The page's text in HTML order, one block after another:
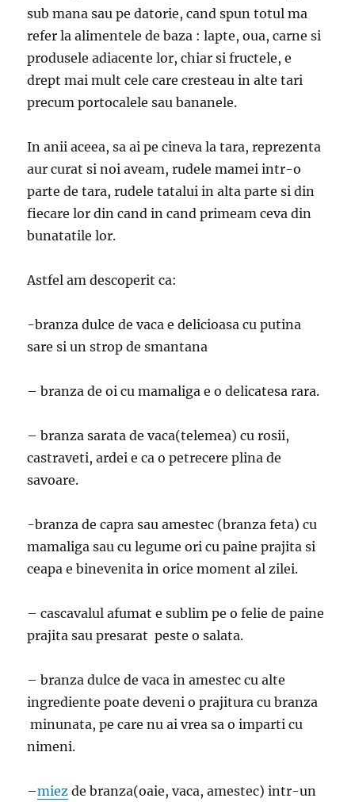
sub mana sau pe datorie, cand spun totul ma
refer la alimentele de baza : lapte, oua, carne si
produsele adiacente lor, chiar si fructele, e
drept mai mult cele care cresteau in alte tari
precum portocalele sau bananele.
In anii aceea, sa ai pe cineva la tara, reprezenta
aur curat si noi aveam, rudele mamei intr-o
parte de tara, rudele tatalui in alta parte si din
fiecare lor din cand in cand primeam ceva din
bunatatile lor.
Astfel am descoperit ca:
-branza dulce de vaca e delicioasa cu putina
sare si un strop de smantana
– branza de oi cu mamaliga e o delicatesa rara.
– branza sarata de vaca(telemea) cu rosii,
castraveti, ardei e ca o petrecere plina de
savoare.
-branza de capra sau amestec (branza feta) cu
mamaliga sau cu legume ori cu paine prajita si
ceapa e binevenita in orice moment al zilei.
– cascavalul afumat e sublim pe o felie de paine
prajita sau presarat peste o salata.
– branza dulce de vaca in amestec cu alte
ingrediente poate deveni o prajitura cu branza
minunata, pe care nu ai vrea sa o imparti cu
nimeni.
–miez de branza(oaie, vaca, amestec) intr-un